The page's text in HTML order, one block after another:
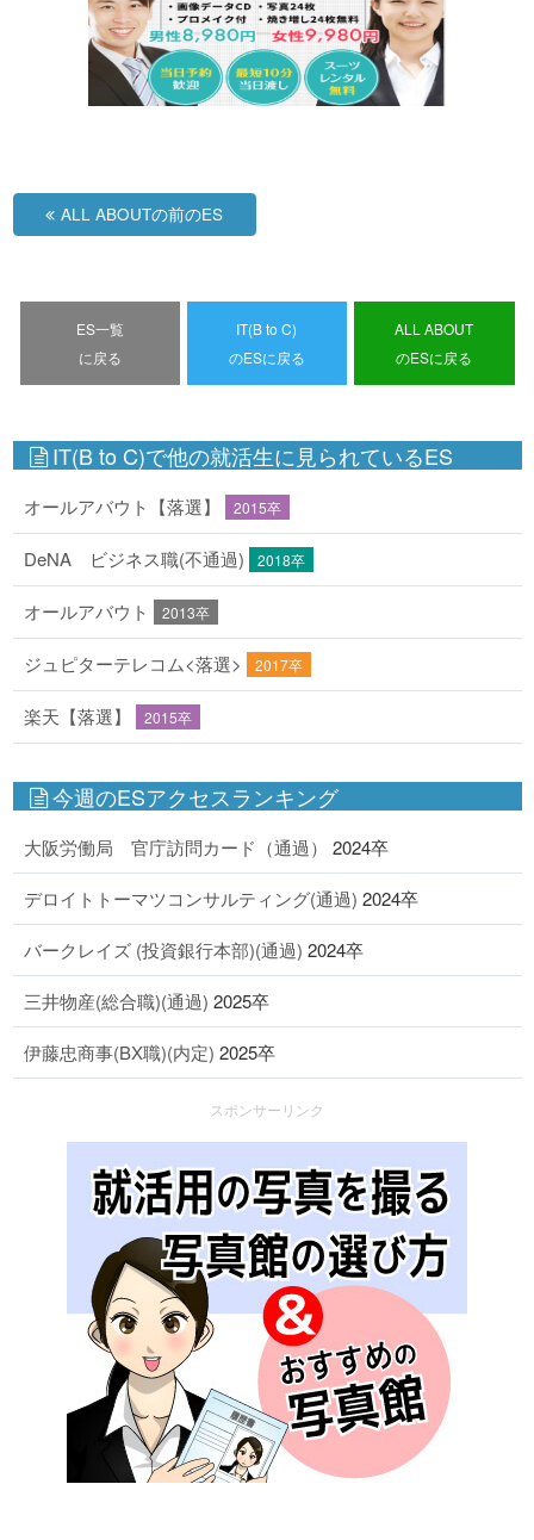
ALL ABOUTの前のES
ES一覧
に戻る
IT(B to C)
のESに戻る
ALL ABOUT
のESに戻る
IT(B to C)で他の就活生に見られているES
オールアバウト【落選】 2015卒
DeNA ビジネス職(不通過) 2018卒
オールアバウト 2013卒
ジュピターテレコム<落選> 2017卒
楽天【落選】 2015卒
今週のESアクセスランキング
大阪労働局 官庁訪問カード（通過） 2024卒
デロイトトーマツコンサルティング(通過) 2024卒
バークレイズ (投資銀行本部)(通過) 2024卒
三井物産(総合職)(通過) 2025卒
伊藤忠商事(BX職)(内定) 2025卒
スポンサーリンク